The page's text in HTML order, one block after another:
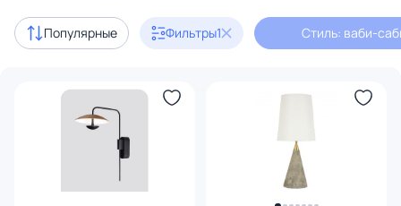
Популярные Фильтры1 Стиль: ваби-
Акции 7
112